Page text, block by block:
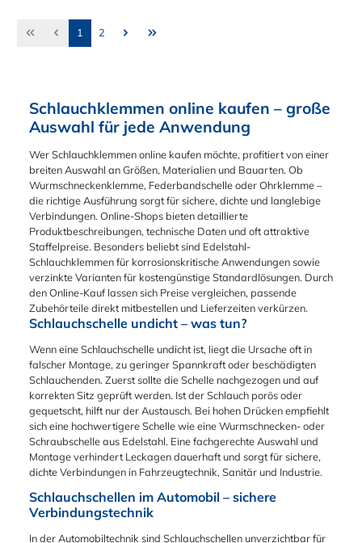
Seite
1 Seite
2
Schlauchklemmen online kaufen – große
Auswahl für jede Anwendung
Wer Schlauchklemmen online kaufen möchte, profitiert von einer
breiten Auswahl an Größen, Materialien und Bauarten. Ob
Wurmschneckenklemme, Federbandschelle oder Ohrklemme –
die richtige Ausführung sorgt für sichere, dichte und langlebige
Verbindungen. Online-Shops bieten detaillierte
Produktbeschreibungen, technische Daten und oft attraktive
Staffelpreise. Besonders beliebt sind Edelstahl-
Schlauchklemmen für korrosionskritische Anwendungen sowie
verzinkte Varianten für kostengünstige Standardlösungen. Durch
den Online-Kauf lassen sich Preise vergleichen, passende
Zubehörteile direkt mitbestellen und Lieferzeiten verkürzen.
Schlauchschelle undicht – was tun?
Wenn eine Schlauchschelle undicht ist, liegt die Ursache oft in
falscher Montage, zu geringer Spannkraft oder beschädigten
Schlauchenden. Zuerst sollte die Schelle nachgezogen und auf
korrekten Sitz geprüft werden. Ist der Schlauch porös oder
gequetscht, hilft nur der Austausch. Bei hohen Drücken empfiehlt
sich eine hochwertigere Schelle wie eine Wurmschnecken- oder
Schraubschelle aus Edelstahl. Eine fachgerechte Auswahl und
Montage verhindert Leckagen dauerhaft und sorgt für sichere,
dichte Verbindungen in Fahrzeugtechnik, Sanitär und Industrie.
Schlauchschellen im Automobil – sichere
Verbindungstechnik
In der Automobiltechnik sind Schlauchschellen unverzichtbar für